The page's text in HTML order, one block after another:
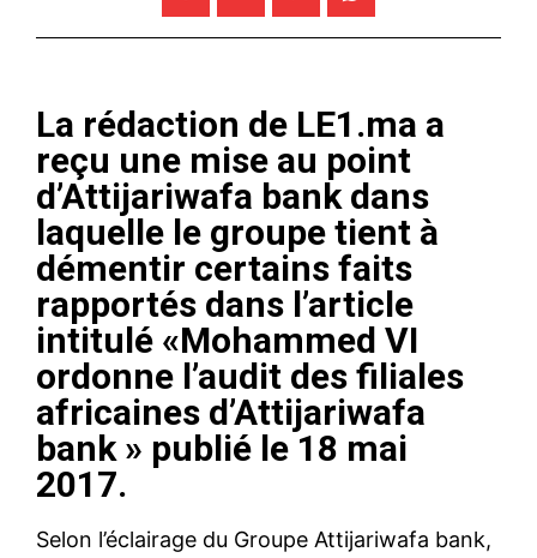
La rédaction de LE1.ma a
reçu une mise au point
d’Attijariwafa bank dans
laquelle le groupe tient à
démentir certains faits
rapportés dans l’article
intitulé «Mohammed VI
ordonne l’audit des filiales
africaines d’Attijariwafa
bank » publié le 18 mai
2017.
Selon l’éclairage du Groupe Attijariwafa bank,